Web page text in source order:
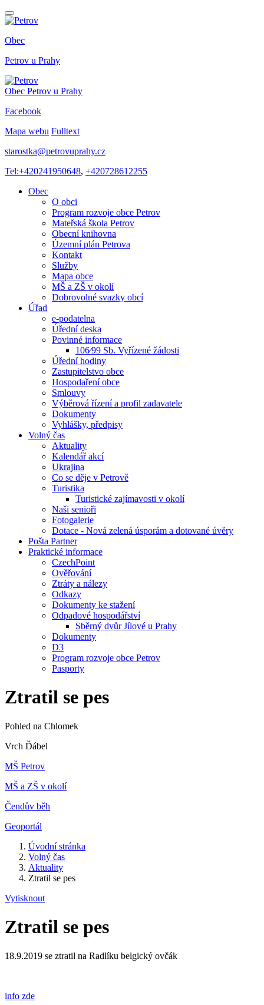
Obec
Petrov u Prahy
Obec Petrov u Prahy
Facebook
Mapa webu Fulltext
starostka@petrovuprahy.cz
Tel:+420241950648, +420728612255
Obec
O obci
Program rozvoje obce Petrov
Mateřská škola Petrov
Obecní knihovna
Územní plán Petrova
Kontakt
Služby
Mapa obce
MŠ a ZŠ v okolí
Dobrovolné svazky obcí
Úřad
e-podatelna
Úřední deska
Povinné informace
106⁄99 Sb. Vyřízené žádosti
Úřední hodiny
Zastupitelstvo obce
Hospodaření obce
Smlouvy
Výběrová řízení a profil zadavatele
Dokumenty
Vyhlášky, předpisy
Volný čas
Aktuality
Kalendář akcí
Ukrajina
Co se děje v Petrově
Turistika
Turistické zajímavosti v okolí
Naši senioři
Fotogalerie
Dotace - Nová zelená úsporám a dotované úvěry
Pošta Partner
Praktické informace
CzechPoint
Ověřování
Ztráty a nálezy
Odkazy
Dokumenty ke stažení
Odpadové hospodářství
Sběrný dvůr Jílové u Prahy
Dokumenty
D3
Program rozvoje obce Petrov
Pasporty
Ztratil se pes
Pohled na Chlomek
Vrch Ďábel
MŠ Petrov
MŠ a ZŠ v okolí
Čendův běh
Geoportál
Úvodní stránka
Volný čas
Aktuality
Ztratil se pes
Vytisknout
Ztratil se pes
18.9.2019 se ztratil na Radlíku belgický ovčák
info zde